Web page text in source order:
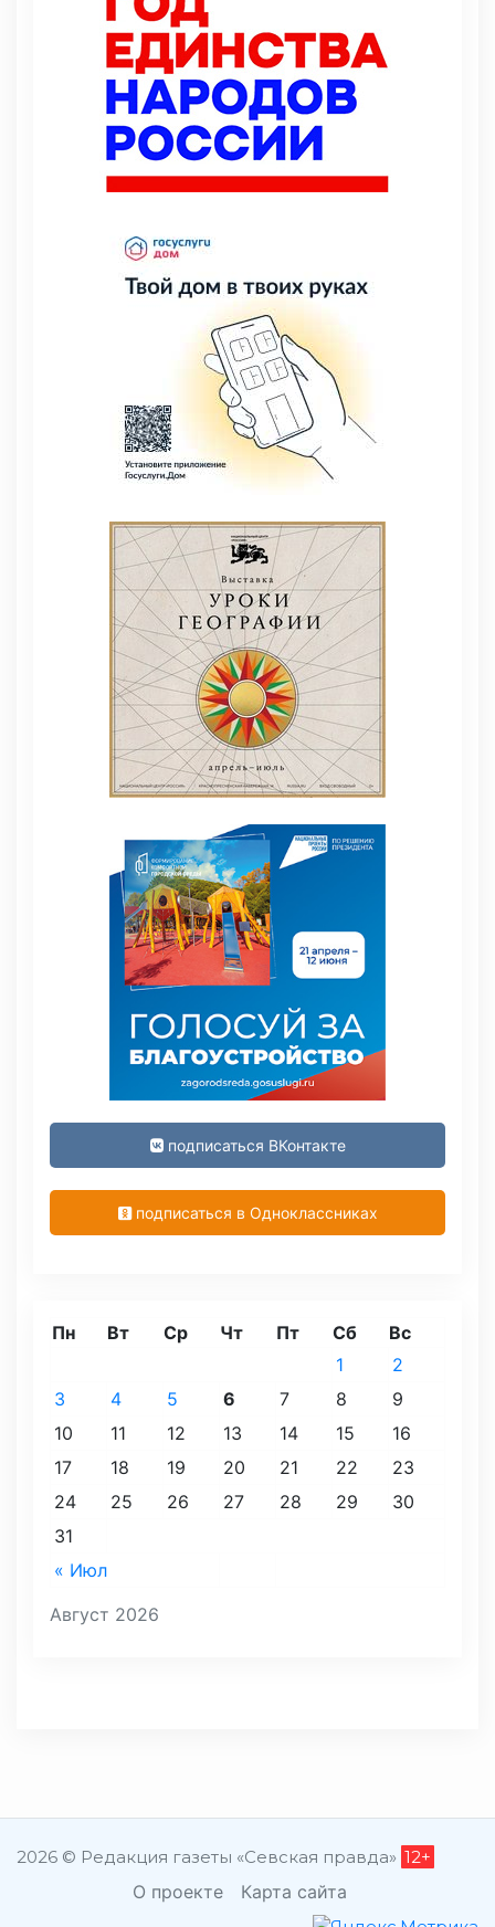
подписаться ВКонтакте
подписаться в Одноклассниках
Август 2026
Пн Вт Ср Чт Пт Сб Вс
« Июл
1
2
3
4 5 6 7 8
9
10
11 12 13 14 15
16
17
18 19 20 21 22
23
24
25 26 27 28 29
30
31
2026 © Редакция газеты «Севская правда» 12+
О проекте Карта сайта